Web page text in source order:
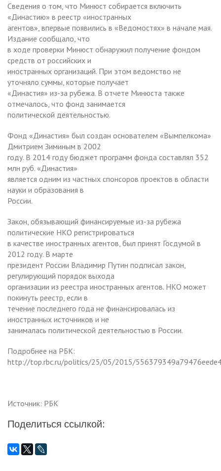
Сведения о том, что Минюст собирается включить
«Династию» в реестр «иностранных
агентов», впервые появились в «Ведомостях» в начале мая.
Издание сообщало, что
в ходе проверки Минюст обнаружил получение фондом
средств от российских и
иностранных организаций. При этом ведомство не
уточняло суммы, которые получает
«Династия» из-за рубежа. В отчете Минюста также
отмечалось, что фонд занимается
политической деятельностью.
Фонд «Династия» был создан основателем «Вымпелкома»
Дмитрием Зиминым в 2002
году. В 2014 году бюджет программ фонда составлял 352
млн руб. «Династия»
является одним из частных спонсоров проектов в области
науки и образования в
России.
Закон, обязывающий финансируемые из-за рубежа
политические НКО регистрироваться
в качестве иностранных агентов, был принят Госдумой в
2012 году. В марте
президент России Владимир Путин подписал закон,
регулирующий порядок выхода
организации из реестра иностранных агентов. НКО может
покинуть реестр, если в
течение последнего года не финансировалась из
иностранных источников и не
занималась политической деятельностью в России.
Подробнее на РБК:
http://top.rbc.ru/politics/25/05/2015/
Источник: РБК
Поделиться ссылкой: